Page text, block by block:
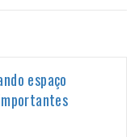
espaço